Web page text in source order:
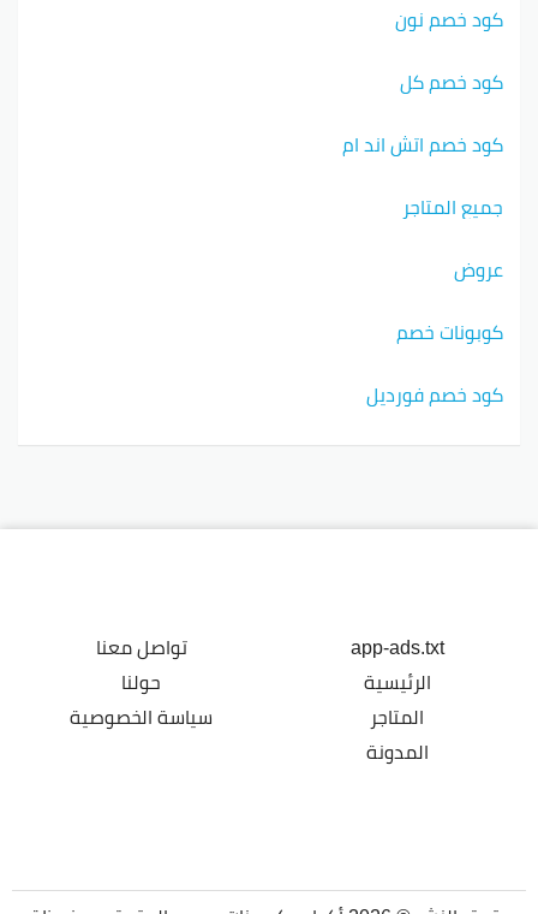
كود خصم نون
كود خصم كل
كود خصم اتش اند ام
جميع المتاجر
عروض
كوبونات خصم
كود خصم فورديل
app-ads.txt
الرئيسية
المتاجر
المدونة
تواصل معنا
حولنا
سياسة الخصوصية